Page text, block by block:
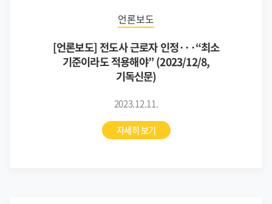
언론보도
[언론보도] 전도사 근로자 인정···“최소
기준이라도 적용해야” (2023/12/8,
기독신문)
2023.12.11.
자세히 보기